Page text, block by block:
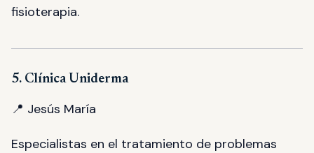
fisioterapia.
5. Clínica Uniderma
📍 Jesús María
Especialistas en el tratamiento de problemas